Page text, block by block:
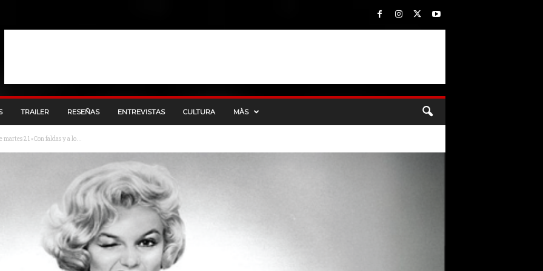
TRAILER RESEÑAS ENTREVISTAS CULTURA MÀS
21 «Con faldas y a lo...